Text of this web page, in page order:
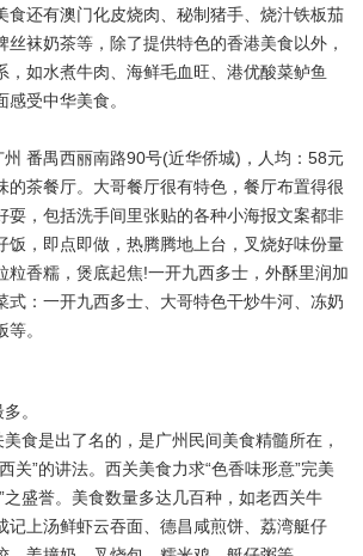
食还有澳门化皮烧肉、秘制猪手、烧汁铁板茄
丝袜奶茶等，除了提供特色的香港美食以外，
，如水煮牛肉、海鲜毛血旺、港优酸菜鲈鱼
受中华美食。
州 番禺西丽南路90号(近华侨城)，人均：58元
的茶餐厅。大哥餐厅很有特色，餐厅布置得很
耍，包括洗手间里张贴的各种小海报文案都非
饭，即点即做，热腾腾地上台，叉烧好味份量
粒香糯，煲底起焦!一开九西多士，外酥里润加
式：一开九西多士、大哥特色干炒牛河、冻奶
。
。
食是出了名的，是广州民间美食精髓所在，
关”的讲法。西关美食力求“色香味形意”完美
之盛誉。美食数量多达几百种，如老西关牛
记上汤鲜虾云吞面、德昌咸煎饼、荔湾艇仔